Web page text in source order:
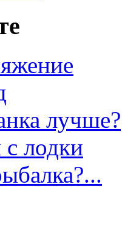
лучше?
лодки